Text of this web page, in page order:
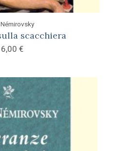
scacchiera
€